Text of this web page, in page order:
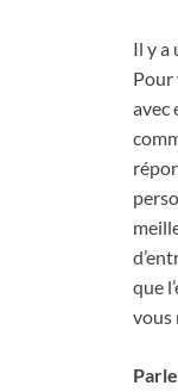
Il y a
Pour
avec
que
vous